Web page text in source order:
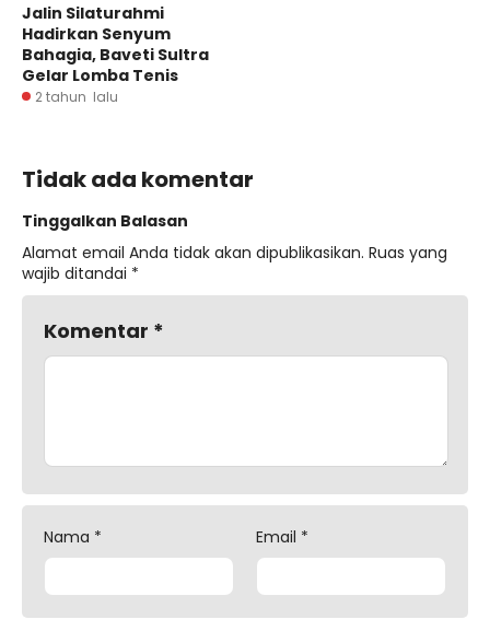
Jalin Silaturahmi
Hadirkan Senyum
Bahagia, Baveti Sultra
Gelar Lomba Tenis
2 tahun lalu
Tidak ada komentar
Tinggalkan Balasan
Alamat email Anda tidak akan dipublikasikan. Ruas yang
wajib ditandai *
Komentar *
Nama * Email *